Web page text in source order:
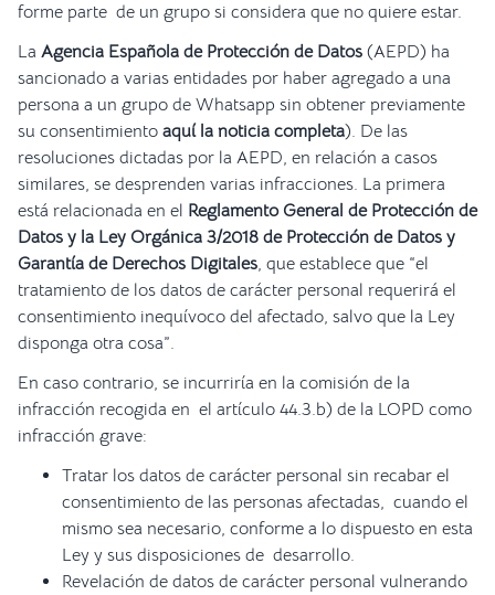
forme parte de un grupo si considera que no quiere estar.
La Agencia Española de Protección de Datos (AEPD) ha
sancionado a varias entidades por haber agregado a una
persona a un grupo de Whatsapp sin obtener previamente
su consentimiento aquí la noticia completa). De las
resoluciones dictadas por la AEPD, en relación a casos
similares, se desprenden varias infracciones. La primera
está relacionada en el Reglamento General de Protección de
Datos y la Ley Orgánica 3/2018 de Protección de Datos y
Garantía de Derechos Digitales, que establece que “el
tratamiento de los datos de carácter personal requerirá el
consentimiento inequívoco del afectado, salvo que la Ley
disponga otra cosa”.
En caso contrario, se incurriría en la comisión de la
infracción recogida en el artículo 44.3.b) de la LOPD como
infracción grave:
Tratar los datos de carácter personal sin recabar el
consentimiento de las personas afectadas, cuando el
mismo sea necesario, conforme a lo dispuesto en esta
Ley y sus disposiciones de desarrollo.
Revelación de datos de carácter personal vulnerando